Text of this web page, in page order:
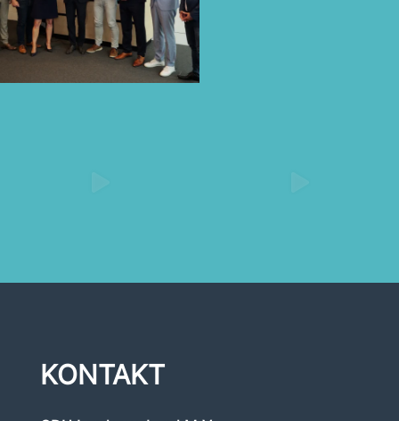
KONTAKT